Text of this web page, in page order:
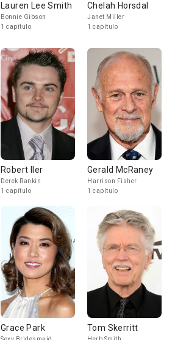
Lauren Lee Smith
Bonnie Gibson
1 capítulo
Chelah Horsdal
Janet Miller
1 capítulo
Robert Iler
Derek Rankin
1 capítulo
Gerald McRaney
Harrison Fisher
1 capítulo
Grace Park Tom Skerritt